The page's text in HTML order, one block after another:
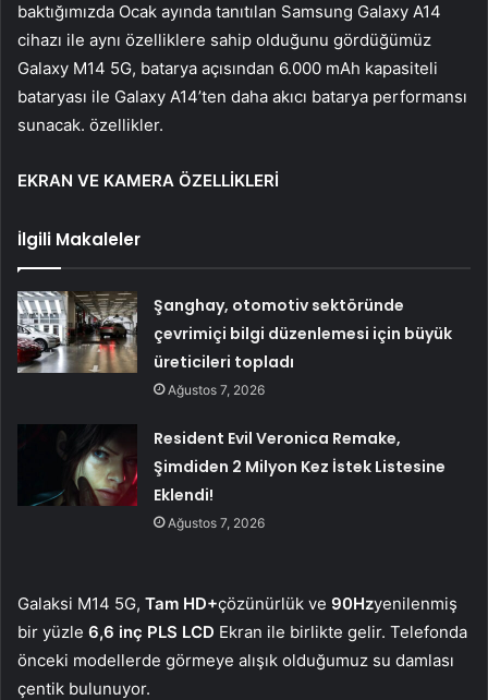
baktığımızda Ocak ayında tanıtılan Samsung Galaxy A14
cihazı ile aynı özelliklere sahip olduğunu gördüğümüz
Galaxy M14 5G, batarya açısından 6.000 mAh kapasiteli
bataryası ile Galaxy A14’ten daha akıcı batarya performansı
sunacak. özellikler.
EKRAN VE KAMERA ÖZELLİKLERİ
İlgili Makaleler
Şanghay, otomotiv sektöründe
çevrimiçi bilgi düzenlemesi için büyük
üreticileri topladı
Ağustos 7, 2026
Resident Evil Veronica Remake,
Şimdiden 2 Milyon Kez İstek Listesine
Eklendi!
Ağustos 7, 2026
Galaksi M14 5G, Tam HD+çözünürlük ve 90Hzyenilenmiş
bir yüzle 6,6 inç PLS LCD Ekran ile birlikte gelir. Telefonda
önceki modellerde görmeye alışık olduğumuz su damlası
çentik bulunuyor.